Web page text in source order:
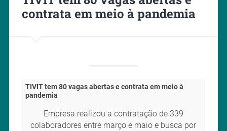
contrata em meio à pandemia
TIVIT tem 80 vagas abertas e contrata em meio à
pandemia
Empresa realizou a contratação de 339
colaboradores entre março e maio e busca por